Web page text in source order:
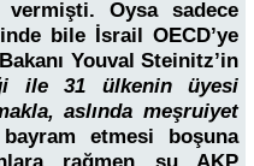
Oysa sadece
bile İsrail OECD’ye
Youval Steinitz’in
ile 31 ülkenin üyesi
aslında meşruiyet
etmesi boşuna